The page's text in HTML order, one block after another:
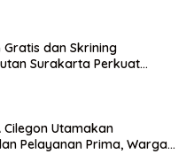
Gratis dan Skrining
Surakarta Perkuat
Cilegon Utamakan
Pelayanan Prima, Warga